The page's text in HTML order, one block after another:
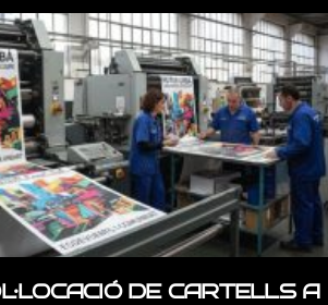
DE CARTELLS A